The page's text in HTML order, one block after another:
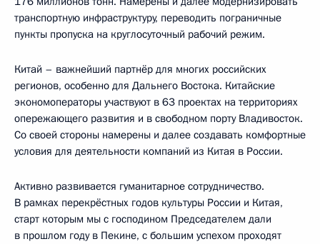
транспортную инфраструктуру, переводить пограничные
пункты пропуска на круглосуточный рабочий режим.
Китай – важнейший партнёр для многих российских
регионов, особенно для Дальнего Востока. Китайские
экономоператоры участвуют в 63 проектах на территориях
опережающего развития и в свободном порту Владивосток.
Со своей стороны намерены и далее создавать комфортные
условия для деятельности компаний из Китая в России.
Активно развивается гуманитарное сотрудничество.
В рамках перекрёстных годов культуры России и Китая,
старт которым мы с господином Председателем дали
в прошлом году в Пекине, с большим успехом проходят